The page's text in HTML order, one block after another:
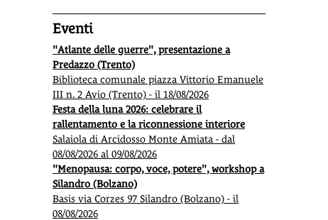
Eventi
"Atlante delle guerre", presentazione a
Predazzo (Trento)
Biblioteca comunale piazza Vittorio Emanuele
III n. 2 Avio (Trento) - il 18/08/2026
Festa della luna 2026: celebrare il
rallentamento e la riconnessione interiore
Salaiola di Arcidosso Monte Amiata - dal
08/08/2026 al 09/08/2026
"Menopausa: corpo, voce, potere", workshop a
Silandro (Bolzano)
Basis via Corzes 97 Silandro (Bolzano) - il
08/08/2026